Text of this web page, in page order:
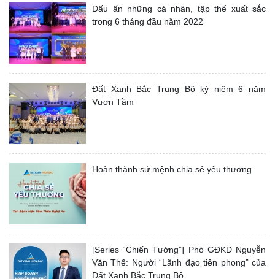
Dấu ấn những cá nhân, tập thể xuất sắc
trong 6 tháng đầu năm 2022
Đất Xanh Bắc Trung Bộ kỷ niệm 6 năm
Vươn Tầm
Hoàn thành sứ mệnh chia sẻ yêu thương
[Series “Chiến Tướng”] Phó GĐKD Nguyễn
Văn Thế: Người “Lãnh đạo tiên phong” của
Đất Xanh Bắc Trung Bộ